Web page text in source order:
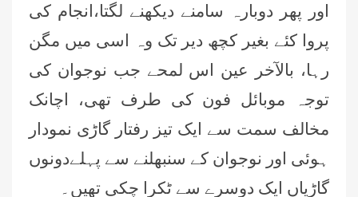
اور پھر دوبارہ سامنے دیکھنے لگتا،انجام کی
پروا کئے بغیر کچھ دیر تک وہ اسی میں مگن
رہا، بالآخر عین اس لمحے جب نوجوان کی
توجہ موبائل فون کی طرف تھی، اچانک
مخالف سمت سے ایک تیز رفتار گاڑی نمودار
ہوئی اور نوجوان کے سنبھلنے سے پہلےدونوں
گاڑیاں ایک دوسرے سے ٹکرا چکی تھیں۔